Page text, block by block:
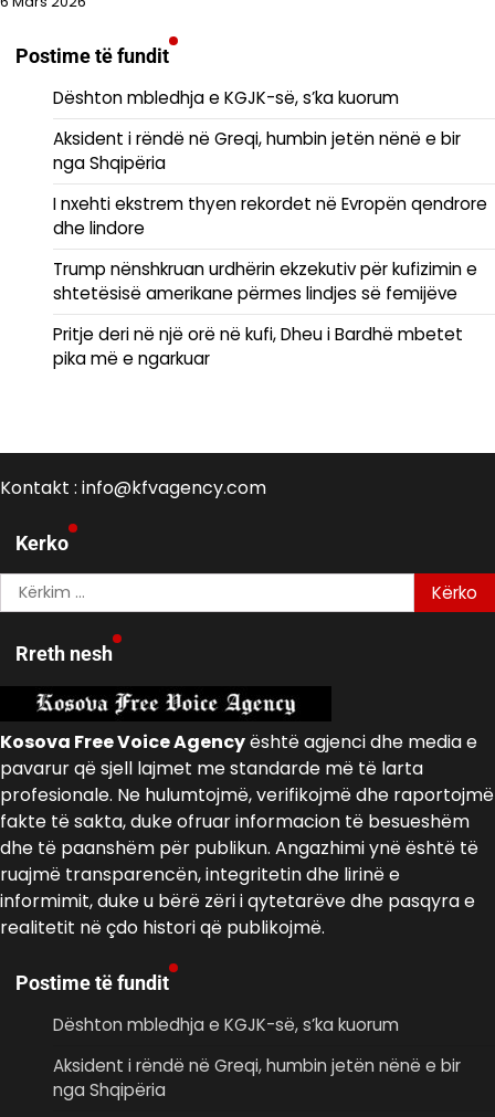
Postime të fundit
Dështon mbledhja e KGJK-së, s’ka kuorum
Aksident i rëndë në Greqi, humbin jetën nënë e bir
nga Shqipëria
I nxehti ekstrem thyen rekordet në Evropën qendrore
dhe lindore
Trump nënshkruan urdhërin ekzekutiv për kufizimin e
shtetësisë amerikane përmes lindjes së femijëve
Pritje deri në një orë në kufi, Dheu i Bardhë mbetet
pika më e ngarkuar
Kontakt : info@kfvagency.com
Kerko
Kërko
për:
Rreth nesh
Kosova Free Voice Agencyështë agjenci dhe media e
pavarur që sjell lajmet me standarde më të larta
profesionale. Ne hulumtojmë, verifikojmë dhe raportojmë
fakte të sakta, duke ofruar informacion të besueshëm
dhe të paanshëm për publikun. Angazhimi ynë është të
ruajmë transparencën, integritetin dhe lirinë e
informimit, duke u bërë zëri i qytetarëve dhe pasqyra e
realitetit në çdo histori që publikojmë.
Postime të fundit
Dështon mbledhja e KGJK-së, s’ka kuorum
Aksident i rëndë në Greqi, humbin jetën nënë e bir
nga Shqipëria